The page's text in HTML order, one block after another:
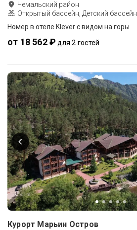
Чемальский район
Открытый бассейн, Детский бассейн
Номер в отеле Klever с видом на горы
от 18 562 ₽ для 2 гостей
Курорт Марьин Остров